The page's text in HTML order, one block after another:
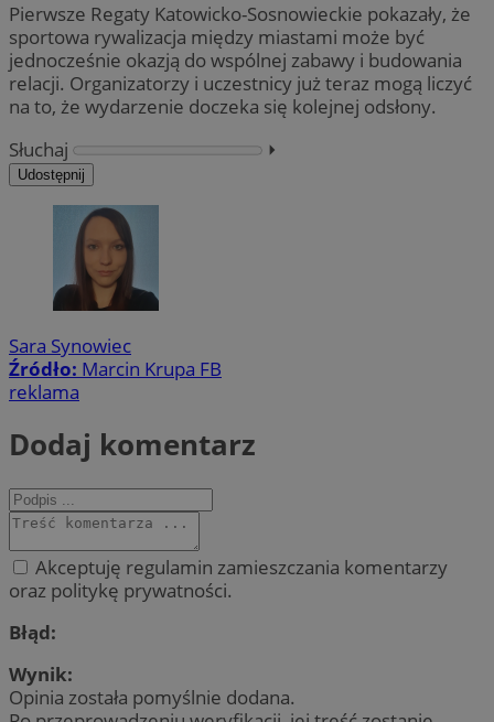
Pierwsze Regaty Katowicko-Sosnowieckie pokazały, że
sportowa rywalizacja między miastami może być
jednocześnie okazją do wspólnej zabawy i budowania
relacji. Organizatorzy i uczestnicy już teraz mogą liczyć
na to, że wydarzenie doczeka się kolejnej odsłony.
Słuchaj
⏵︎
Udostępnij
Sara Synowiec
Źródło: Marcin Krupa FB
reklama
Dodaj komentarz
Akceptuję regulamin zamieszczania komentarzy
oraz politykę prywatności.
Błąd:
Wynik:
Opinia została pomyślnie dodana.